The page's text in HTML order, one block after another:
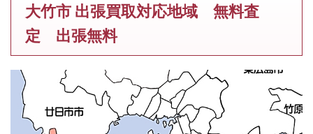
大竹市 出張買取対応地域 無料査
定 出張無料